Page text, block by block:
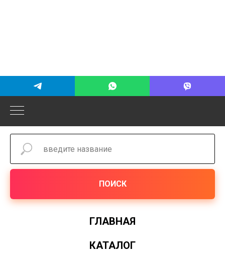
ПОИСК
ГЛАВНАЯ
КАТАЛОГ